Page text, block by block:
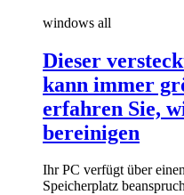
windows all
Dieser
kann immer
erfahren Sie,
bereinigen
Ihr PC verfügt über
Speicherplatz